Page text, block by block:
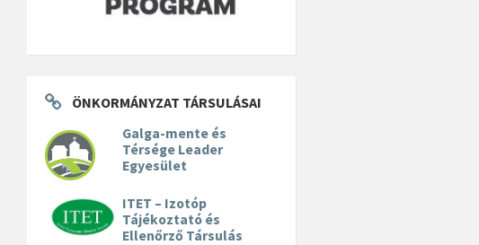
ÖNKORMÁNYZAT TÁRSULÁSAI
Galga-mente és
Térsége Leader
Egyesület
ITET – Izotóp
Tájékoztató és
Ellenőrző Társulás